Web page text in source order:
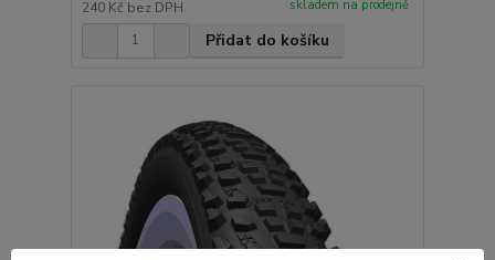
240 Kč bez DPH skladem na prodejně
Přidat do košíku